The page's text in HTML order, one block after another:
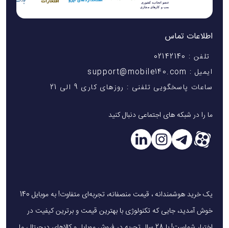
اطلاعات تماس
تلفن : 02142140
ایمیل : support@mobile140.com
ساعات پاسخگویی تلفنی : روزهای کاری 9 الی 21
ما را در شبکه های اجتماعی دنبال کنید
یک خرید هوشمندانه ، قیمت منصفانه، تجربه‌ای متفاوت! به موبایل 140
خوش آمدید، جایی که تکنولوژی با بهترین قیمت و برترین کیفیت در